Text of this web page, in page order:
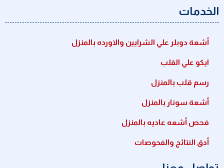
الخدمات
أشعة دوبلر علي الشرايين والاورده بالمنزل
ايكو علي القلب
رسم قلب بالمنزل
أشعة سونار بالمنزل
فحص أشعه عاديه بالمنزل
أدق النتائج والفحوصات